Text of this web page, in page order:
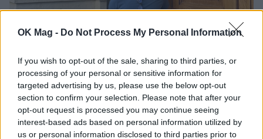
OK Mag - Do Not Process My Personal Information
If you wish to opt-out of the sale, sharing to third parties, or
processing of your personal or sensitive information for
targeted advertising by us, please use the below opt-out
section to confirm your selection. Please note that after your
opt-out request is processed you may continue seeing
interest-based ads based on personal information utilized by
us or personal information disclosed to third parties prior to
Ανέστης Ευαγγελόπουλος: Η γνωστή
παρουσιάστρια που αρνήθηκε να πάει στο podcast
του και η αποστομωτική απάντησή του